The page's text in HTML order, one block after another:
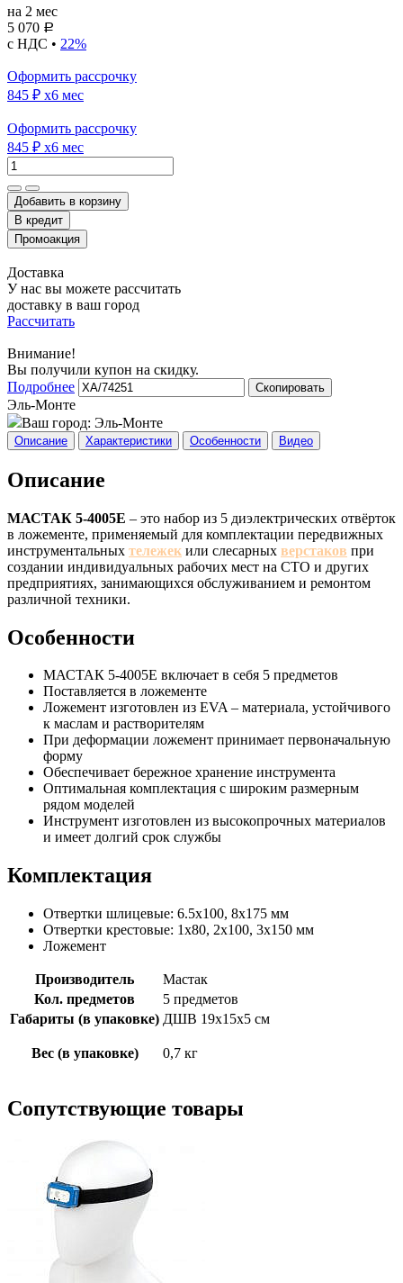
на 2 мес
5 070 Р
с НДС • 22%
Оформить рассрочку
845 ₽ x6 мес
Оформить рассрочку
845 ₽ x6 мес
Добавить в корзину
Доставка
У нас вы можете рассчитать
доставку в ваш город
Рассчитать
Внимание!
Вы получили купон на скидку.
Подробнее
Скопировать
Эль-Монте
Ваш город: Эль-Монте
Описание Характеристики Особенности Видео
Описание
МАСТАК 5-4005E – это набор из 5 диэлектрических отвёрток
в ложементе, применяемый для комплектации передвижных
инструментальных тележек или слесарных верстаков при
создании индивидуальных рабочих мест на СТО и других
предприятиях, занимающихся обслуживанием и ремонтом
различной техники.
Особенности
МАСТАК 5-4005E включает в себя 5 предметов
Поставляется в ложементе
Ложемент изготовлен из EVA – материала, устойчивого
к маслам и растворителям
При деформации ложемент принимает первоначальную
форму
Обеспечивает бережное хранение инструмента
Оптимальная комплектация с широким размерным
рядом моделей
Инструмент изготовлен из высокопрочных материалов
и имеет долгий срок службы
Комплектация
Отвертки шлицевые: 6.5х100, 8х175 мм
Отвертки крестовые: 1х80, 2х100, 3х150 мм
Ложемент
Производитель
Мастак
Кол. предметов
5 предметов
Габариты (в упаковке) ДШВ 19х15х5 см
Вес (в упаковке) 0,7 кг
Сопутствующие товары